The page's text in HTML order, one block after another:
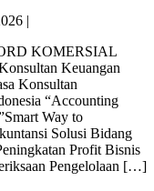
|
KOMERSIAL
Keuangan
Konsultan
“Accounting
Way to
Solusi Bidang
Profit Bisnis
Pengelolaan […]